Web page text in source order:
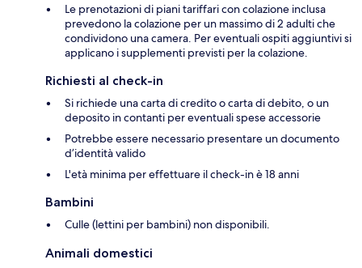
Le prenotazioni di piani tariffari con colazione inclusa
prevedono la colazione per un massimo di 2 adulti che
condividono una camera. Per eventuali ospiti aggiuntivi si
applicano i supplementi previsti per la colazione.
Richiesti al check-in
Si richiede una carta di credito o carta di debito, o un
deposito in contanti per eventuali spese accessorie
Potrebbe essere necessario presentare un documento
d’identità valido
L'età minima per effettuare il check-in è 18 anni
Bambini
Culle (lettini per bambini) non disponibili.
Animali domestici